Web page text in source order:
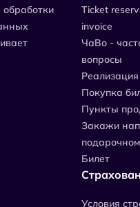
Ticket
invoice
ЧаВо -
вопросы
Покупка
Пункты
Закажи
Билет
Уcловия